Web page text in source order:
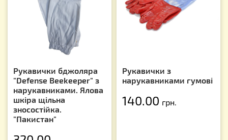
Рукавички бджоляра
"Defense Beekeeper" з
нарукавниками. Ялова
шкіра щільна
зносостійка.
"Пакистан"
Рукавички з
нарукавниками гумові
140.00 грн.